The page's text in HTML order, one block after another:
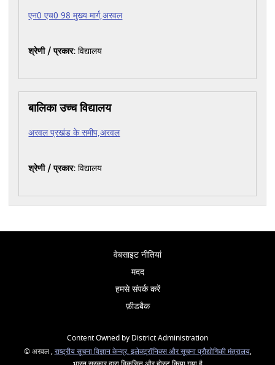
एन0 एच0 98 मुख्य मार्ग,अरवल
श्रेणी / प्रकार:विद्यालय
बालिका उच्च विद्यालय
अरवल प्रखंड के समीप,अरवल
श्रेणी / प्रकार:विद्यालय
वेबसाइट नीतियां
मदद
हमसे संपर्क करें
फ़ीडबैक
Content Owned by District Administration
© अरवल ,राष्ट्रीय सूचना विज्ञान केन्द्र,इलेक्ट्रॉनिक्स और सूचना प्रौद्योगिकी मंत्रालय,